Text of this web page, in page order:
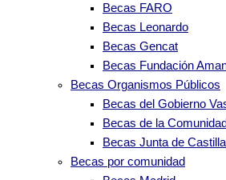
Becas FARO
Becas Leonardo
Becas Gencat
Becas Fundación
Becas Organismos Públicos
Becas del Gobierno
Becas de la
Becas Junta de
Becas por comunidad